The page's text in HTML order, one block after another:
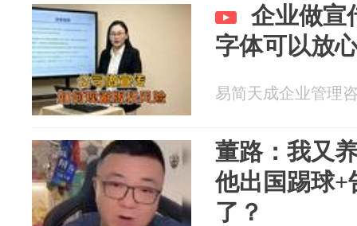
企业做宣
字体可以放
易简天成企业管理
董路：我又
他出国踢球+
了？